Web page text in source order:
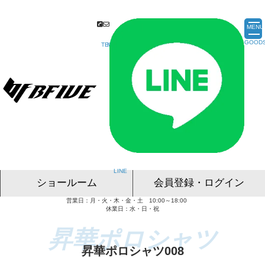
MENU
ショールーム
東京ショールーム
名古屋ショールーム
大阪ショールーム
福岡ショールーム
会員登録・ログイン
営業日：月・火・木・金・土 10:00～18:00
休業日：水・日・祝
昇華ポロシャツ008